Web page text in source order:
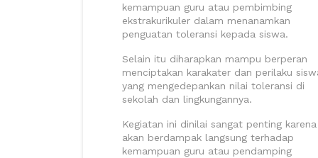
kemampuan guru atau pembimbing
ekstrakurikuler dalam menanamkan
penguatan toleransi kepada siswa.
Selain itu diharapkan mampu berperan
menciptakan karakater dan perilaku
yang mengedepankan nilai toleransi di
sekolah dan lingkungannya.
Kegiatan ini dinilai sangat penting karena
akan berdampak langsung terhadap
kemampuan guru atau pendamping